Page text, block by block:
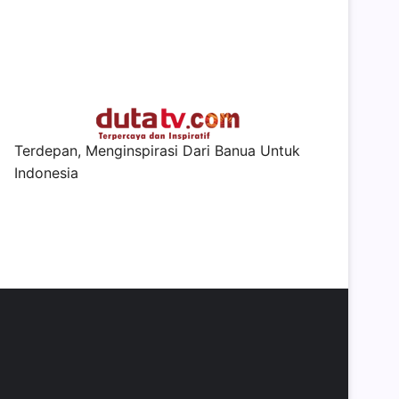
Terdepan, Menginspirasi Dari Banua Untuk
Indonesia